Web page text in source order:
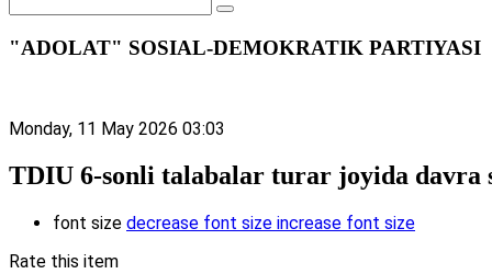
"ADOLAT" SOSIAL-DEMOKRATIK PARTIYASI
Monday, 11 May 2026 03:03
TDIU 6-sonli talabalar turar joyida davra
font size decrease font size increase font size
Rate this item